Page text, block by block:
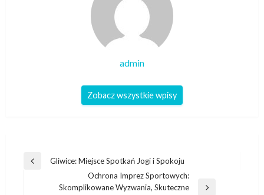
admin
Zobacz wszystkie wpisy
Nawigacja
Poprzedni
Gliwice: Miejsce Spotkań Jogi i Spokoju
Następny
Ochrona Imprez Sportowych:
Skomplikowane Wyzwania, Skuteczne